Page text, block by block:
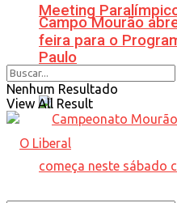
Meeting
Paulo
Campo Mourão
feira para o
Nenhum Resultado
View All Result